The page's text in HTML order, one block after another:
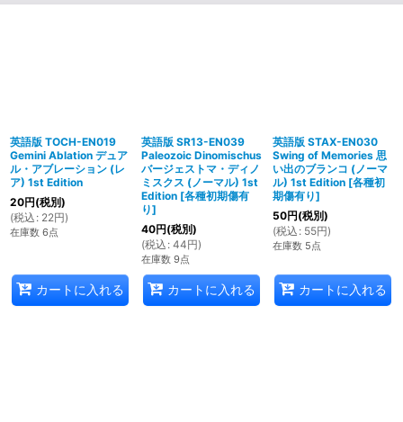
英語版 TOCH-EN019
Gemini Ablation デュア
ル・アブレーション (レ
ア) 1st Edition
20円(税別)
(税込 : 22円)
在庫数 6点
カートに入れる
英語版 SR13-EN039
Paleozoic Dinomischus
バージェストマ・ディノ
ミスクス (ノーマル) 1st
Edition [各種初期傷有
り]
40円(税別)
(税込 : 44円)
在庫数 9点
カートに入れる
英語版 STAX-EN030
Swing of Memories 思
い出のブランコ (ノーマ
ル) 1st Edition [各種初
期傷有り]
50円(税別)
(税込 : 55円)
在庫数 5点
カートに入れる